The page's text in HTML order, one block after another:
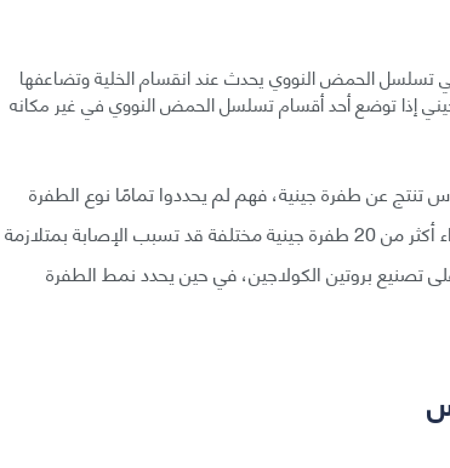
تسلسل الحمض النووي يحدث عند انقسام الخلية وتضاعفها
إذا توضع أحد أقسام تسلسل الحمض النووي في غير مكانه
تنتج عن طفرة جينية، فهم لم يحددوا تمامًا نوع الطفرة
الجينية التي تسبب إصابة أحد ما بهذه المتلازمة. إذ حدد الخبراء أكثر من 20 طفرة جينية مختلفة قد تسبب الإصابة بمتلازمة
تصنيع بروتين الكولاجين، في حين يحدد نمط الطفرة